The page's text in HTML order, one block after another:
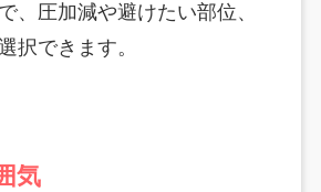
、圧加減や避けたい部位、
択できます。
気